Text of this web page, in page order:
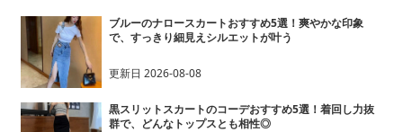
ブルーのナロースカートおすすめ5選！爽やかな印象
で、すっきり細見えシルエットが叶う
更新日 2026-08-08
黒スリットスカートのコーデおすすめ5選！着回し力抜
群で、どんなトップスとも相性◎